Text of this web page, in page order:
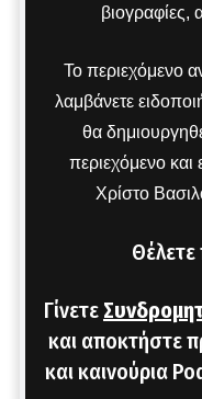
βιογραφίες,
Το περιεχόμενο
λαμβάνετε
θα
περιεχόμενο και
Χρίστο
Γίνετε
και αποκτήστε
και καινούρια